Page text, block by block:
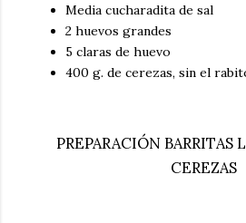
Media cucharadita de sal
2 huevos grandes
5 claras de huevo
400 g. de cerezas, sin el
PREPARACIÓN BARRITAS
CEREZAS